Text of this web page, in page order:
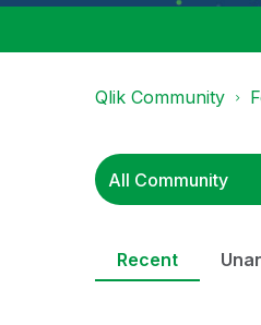
Qlik Community
Recent